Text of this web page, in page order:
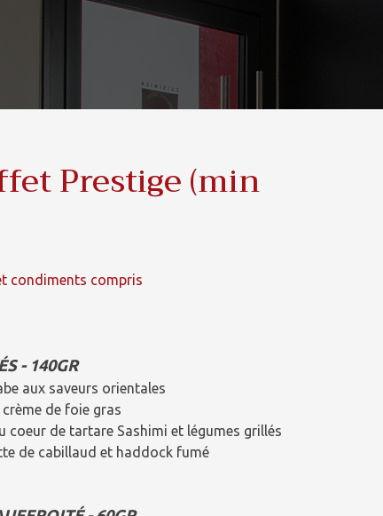
Prestige (min
condiments compris
- 140GR
aux saveurs orientales
de foie gras
coeur de tartare Sashimi et légumes grillés
de cabillaud et haddock fumé